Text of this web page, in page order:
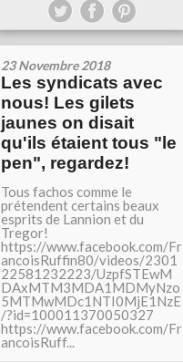
23 Novembre 2018
Les syndicats avec
nous! Les gilets
jaunes on disait
qu'ils étaient tous "le
pen", regardez!
Tous fachos comme le
prétendent certains beaux
esprits de Lannion et du
Tregor!
https://www.facebook.com/Fr
ancoisRuffin80/videos/2301
22581232223/UzpfSTEwM
DAxMTM3MDA1MDMyNzo
5MTMwMDc1NTI0MjE1NzE
/?id=100011370050327
https://www.facebook.com/Fr
ancoisRuff...